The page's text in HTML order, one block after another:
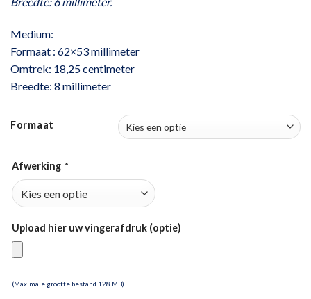
Medium:
Formaat : 62×53 millimeter
Omtrek: 18,25 centimeter
Breedte: 8 millimeter
Formaat
Afwerking *
Upload hier uw vingerafdruk (optie)
(Maximale grootte bestand 128 MB)